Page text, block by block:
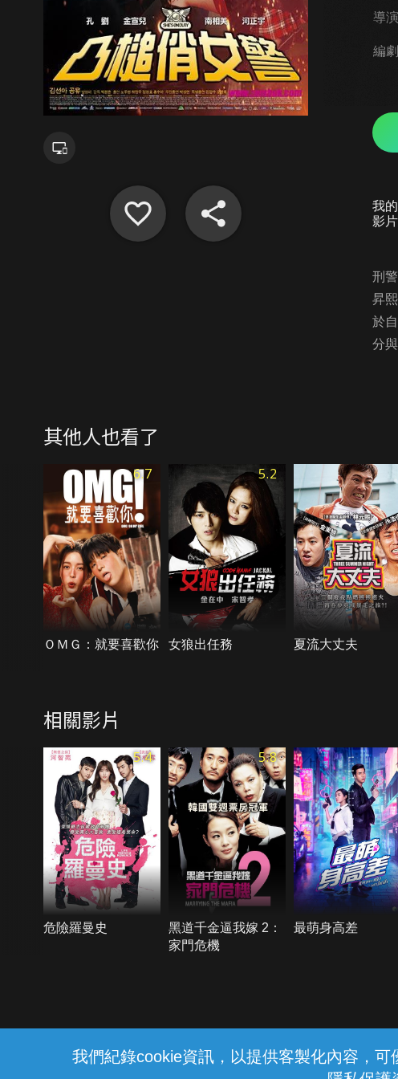
我們紀錄cookie資訊，以提供客製化內容，
導演
編劇
我
影
刑
昇
於
分
其他人也看了
6.7
ＯＭＧ：就要喜歡你
5.2
女狼出任務 夏流大丈夫
相關影片
5.4
危險羅曼史
5.8
黑道千金逼我嫁 2：
家門危機
最萌身高差